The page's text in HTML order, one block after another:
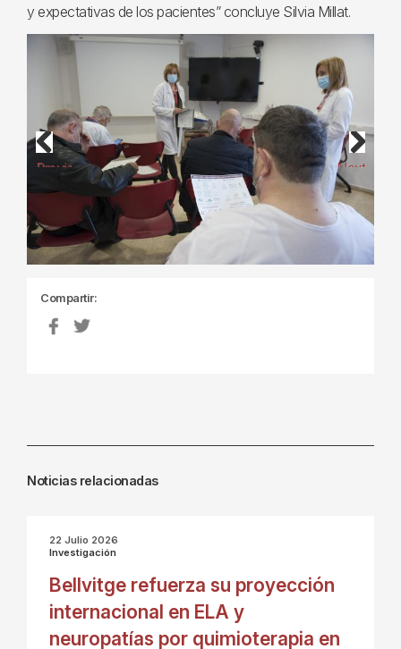
y expectativas de los pacientes” concluye Silvia Millat.
Previous Next
Compartir:
Noticias relacionadas
22 Julio 2026
Investigación
Bellvitge refuerza su proyección
internacional en ELA y
neuropatías por quimioterapia en